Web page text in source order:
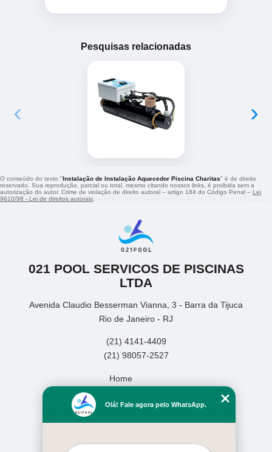
Pesquisas relacionadas
‹ ›
O conteúdo do texto "Instalação de Instalação Aquecedor Piscina Charitas" é de direito
reservado. Sua reprodução, parcial ou total, mesmo citando nossos links, é proibida sem a
autorização do autor. Crime de violação de direito autoral – artigo 184 do Código Penal – Lei
9610/98 - Lei de direitos autorais
021 POOL SERVICOS DE PISCINAS
LTDA
Avenida Claudio Besserman Vianna, 3 - Barra da Tijuca
Rio de Janeiro - RJ
(21) 4141-4409
(21) 98057-2527
Home
Missão
Olá! Fale agora pelo WhatsApp.